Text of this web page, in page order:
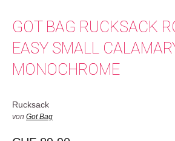
GOT BAG RUCKSACK
EASY SMALL
MONOCHROME
Rucksack
von Got Bag